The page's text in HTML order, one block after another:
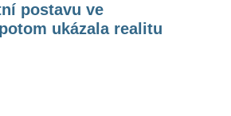
postavu ve
ukázala realitu